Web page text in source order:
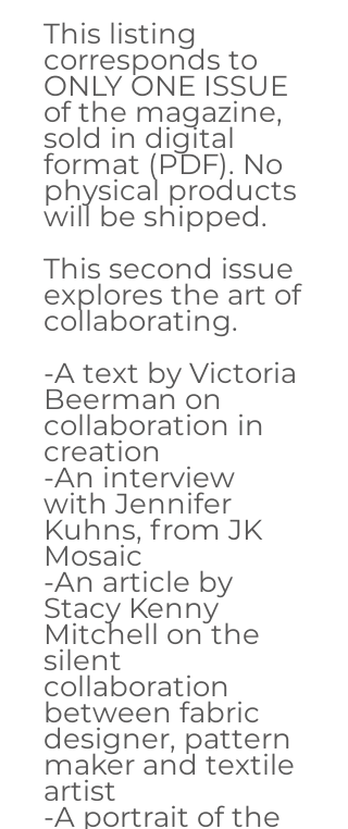
This listing
corresponds to
ONLY ONE ISSUE
of the magazine,
sold in digital
format (PDF). No
physical products
will be shipped.
This second issue
explores the art of
collaborating.
-A text by Victoria
Beerman on
collaboration in
creation
-An interview
with Jennifer
Kuhns, from JK
Mosaic
-An article by
Stacy Kenny
Mitchell on the
silent
collaboration
between fabric
designer, pattern
maker and textile
artist
-A portrait of the